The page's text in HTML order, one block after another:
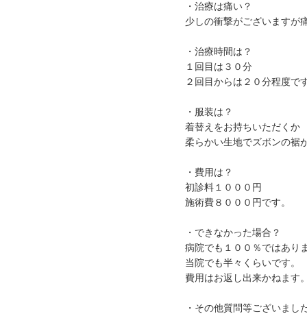
・治療は痛い？
少しの衝撃がございますが
・治療時間は？
１回目は３０分
２回目からは２０分程度で
・服装は？
着替えをお持ちいただくか
柔らかい生地でズボンの裾
・費用は？
初診料１０００円
施術費８０００円です。
・できなかった場合？
病院でも１００％ではあり
当院でも半々くらいです。
費用はお返し出来かねます
・その他質問等ございまし